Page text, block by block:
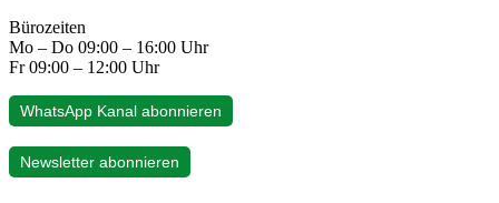
Bürozeiten
Mo – Do 09:00 – 16:00 Uhr
Fr 09:00 – 12:00 Uhr
WhatsApp Kanal abonnieren
Newsletter abonnieren